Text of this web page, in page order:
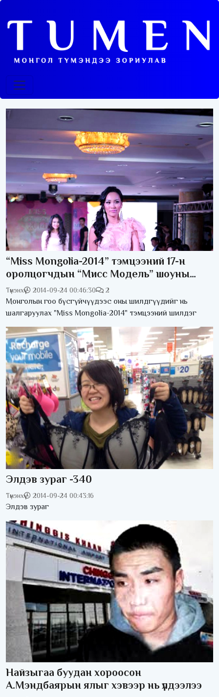
“Miss Mongolia-2014” тэмцээний 17-н
оролцогчдын “Мисс Модель” шоуны
фото сурвалжлага
Түмэнхүү 2014-09-24 00:46:30 2
Монголын гоо бүсгүйчүүдээс оны шилдгүүдийг нь
шалгаруулах "Miss Mongolia-2014" тэмцээний шилдэг
Элдэв зураг -340
Түмэнхүү 2014-09-24 00:43:16
Элдэв зураг
Найзыгаа буудан хороосон
А.Мэндбаярын ялыг хэвээр нь үлдээлээ